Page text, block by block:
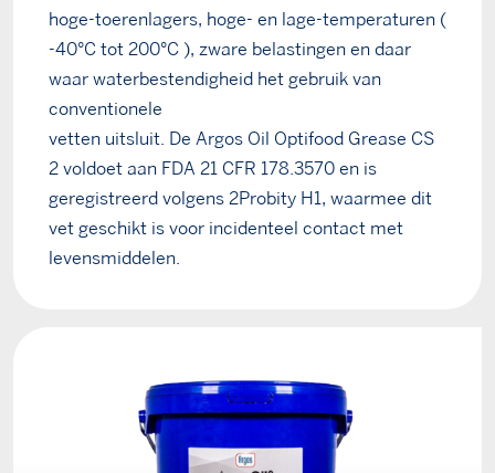
hoge-toerenlagers, hoge- en lage-temperaturen (
-40°C tot 200°C ), zware belastingen en daar
waar waterbestendigheid het gebruik van
conventionele
vetten uitsluit. De Argos Oil Optifood Grease CS
2 voldoet aan FDA 21 CFR 178.3570 en is
geregistreerd volgens 2Probity H1, waarmee dit
vet geschikt is voor incidenteel contact met
levensmiddelen.